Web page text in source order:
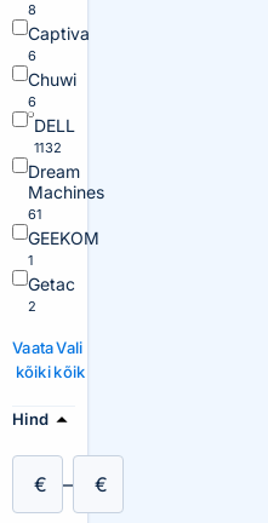
8
Captiva
6
Chuwi
6
DELL
1132
Dream
Machines
61
GEEKOM
1
Getac
2
Vaata
kõiki
Vali
kõik
Hind
€ – €